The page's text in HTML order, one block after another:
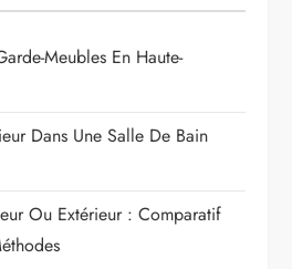
Meubles En Haute-
Dans Une Salle De Bain
Ou Extérieur : Comparatif